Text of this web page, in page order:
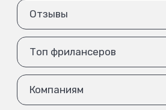
Отзывы
Топ фрилансеров
Компаниям